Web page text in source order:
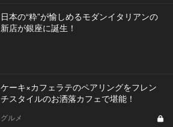
日本の“粋”が愉しめるモダンイタリアンの
新店が銀座に誕生！
ケーキ×カフェラテのペアリングをフレン
チスタイルのお洒落カフェで堪能！
グルメ